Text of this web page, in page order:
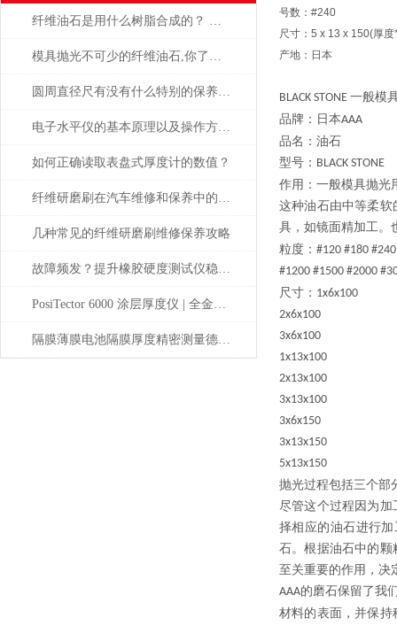
纤维油石是用什么树脂合成的？ 为什么这么贵？
模具抛光不可少的纤维油石,你了解多少呢？
圆周直径尺有没有什么特别的保养方法？
电子水平仪的基本原理以及操作方法的说明
如何正确读取表盘式厚度计的数值？
纤维研磨刷在汽车维修和保养中的应用
几种常见的纤维研磨刷维修保养攻略
故障频发？提升橡胶硬度测试仪稳定性的建议
PosiTector 6000 涂层厚度仪 | 全金属通用 高精度工业测厚解决方案
隔膜薄膜电池隔膜厚度精密测量德国MAHR
号数：#240
尺寸：5 x 13 x 150(厚
产地：日本
BLACK STONE 一般模
品牌：日本AAA
品名：油石
型号： BLACK STONE
作用：一般模具抛光
这种油石由中等柔软
具，如镜面精加工。
粒度： #120 #180
#1200 #1500 #2000
尺寸： 1x6x100
2x6x100
3x6x100
1x13x100
2x13x100
3x13x100
3x6x150
3x13x150
5x13x150
抛光过程包括三个部
尽管这个过程因为
择相应的油石进行
石。根据油石中的颗
至关重要的作用，决
AAA的磨石保留了我
材料的表面，并保持